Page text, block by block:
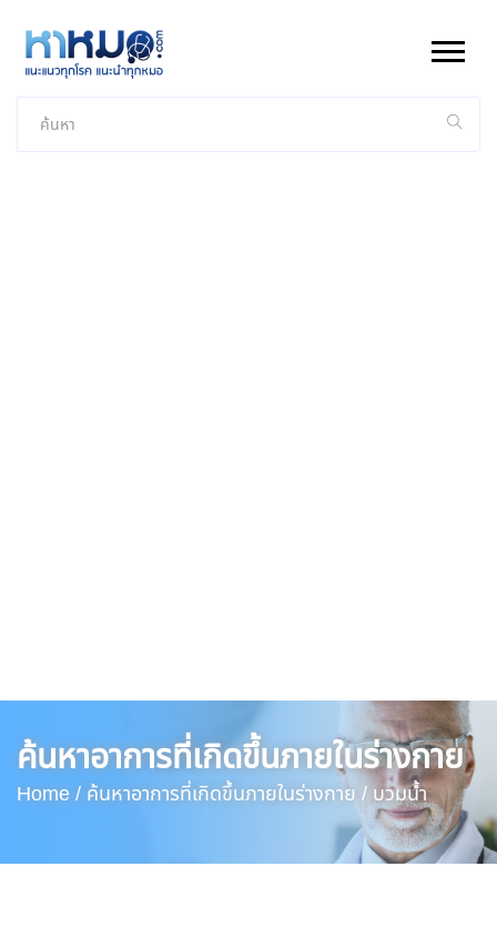
ค้นหาอาการที่เกิดขึ้นภายในร่างกาย
Home / ค้นหาอาการที่เกิดขึ้นภายในร่างกาย / บวมน้ำ